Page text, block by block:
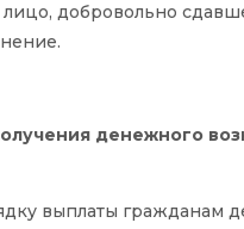
добровольно
денежного
выплаты гражданам